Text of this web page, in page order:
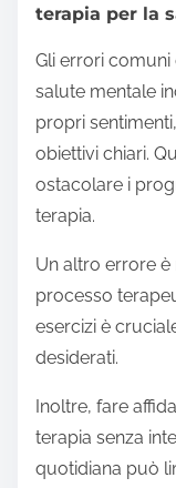
terapia per la
Gli errori comuni
salute mentale
propri
obiettivi chiari.
ostacolare i
terapia.
Un altro errore
processo
esercizi è
desiderati.
Inoltre, fare
terapia senza
quotidiana può